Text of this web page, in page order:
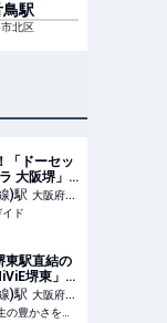
鳥駅
北区
「ドーセッ
大阪堺」
| 大阪府 |
イド
)駅 大阪府堺
イド
東駅直結の
堺東」
グランドオ
店跡地 |
)駅 大阪府堺
AMP[アンプ] - 人生の豊かさを生む瞬間を情報でつくりだす新世代向けビジネスメディア